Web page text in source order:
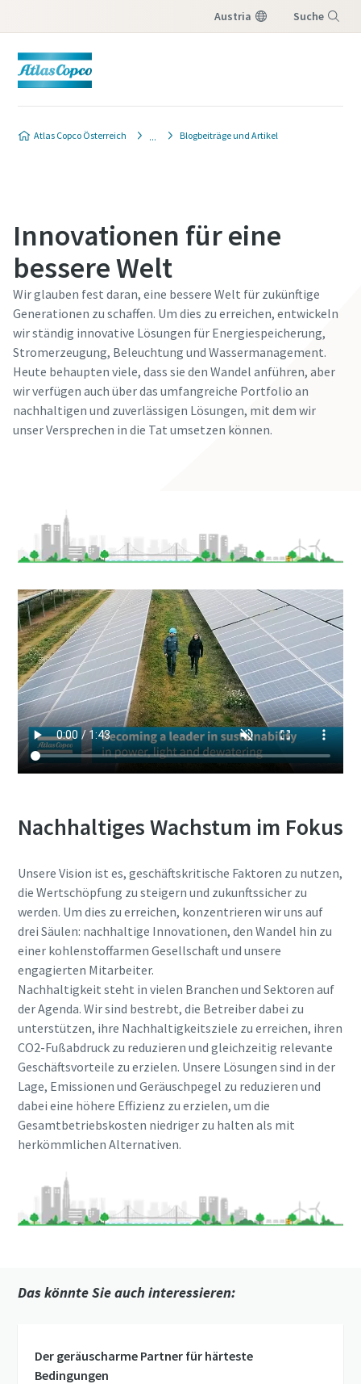
Austria Suche
Atlas Copco Österreich Blogbeiträge und Artikel
Innovationen für eine
bessere Welt
Wir glauben fest daran, eine bessere Welt für zukünftige
Generationen zu schaffen. Um dies zu erreichen, entwickeln
wir ständig innovative Lösungen für Energiespeicherung,
Stromerzeugung, Beleuchtung und Wassermanagement.
Heute behaupten viele, dass sie den Wandel anführen, aber
wir verfügen auch über das umfangreiche Portfolio an
nachhaltigen und zuverlässigen Lösungen, mit dem wir
unser Versprechen in die Tat umsetzen können.
Nachhaltiges Wachstum im Fokus
Unsere Vision ist es, geschäftskritische Faktoren zu nutzen,
die Wertschöpfung zu steigern und zukunftssicher zu
werden. Um dies zu erreichen, konzentrieren wir uns auf
drei Säulen: nachhaltige Innovationen, den Wandel hin zu
einer kohlenstoffarmen Gesellschaft und unsere
engagierten Mitarbeiter.
Nachhaltigkeit steht in vielen Branchen und Sektoren auf
der Agenda. Wir sind bestrebt, die Betreiber dabei zu
unterstützen, ihre Nachhaltigkeitsziele zu erreichen, ihren
CO2-Fußabdruck zu reduzieren und gleichzeitig relevante
Geschäftsvorteile zu erzielen. Unsere Lösungen sind in der
Lage, Emissionen und Geräuschpegel zu reduzieren und
dabei eine höhere Effizienz zu erzielen, um die
Gesamtbetriebskosten niedriger zu halten als mit
herkömmlichen Alternativen.
Das könnte Sie auch interessieren:
Der geräuscharme Partner für härteste
Bedingungen